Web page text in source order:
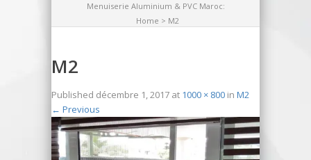
Menuiserie Aluminium & PVC Maroc:
Home > M2
M2
Published décembre 1, 2017 at 1000 × 800 in M2
← Previous